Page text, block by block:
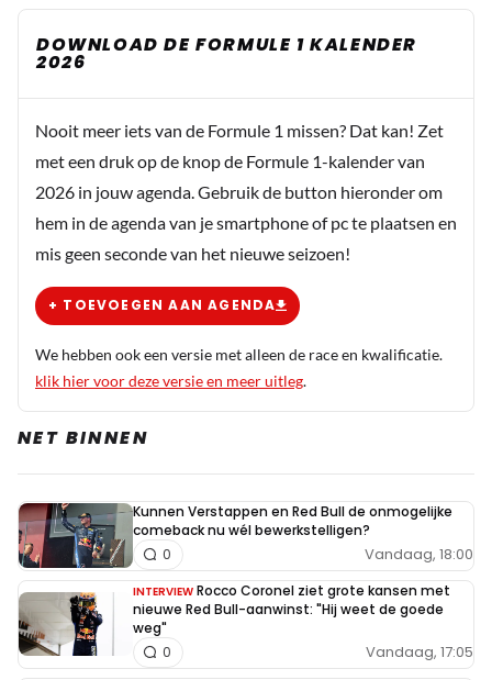
DOWNLOAD DE FORMULE 1 KALENDER
2026
Nooit meer iets van de Formule 1 missen? Dat kan! Zet
met een druk op de knop de Formule 1-kalender van
2026 in jouw agenda. Gebruik de button hieronder om
hem in de agenda van je smartphone of pc te plaatsen en
mis geen seconde van het nieuwe seizoen!
+ TOEVOEGEN AAN AGENDA
We hebben ook een versie met alleen de race en kwalificatie.
klik hier voor deze versie en meer uitleg.
NET BINNEN
Kunnen Verstappen en Red Bull de onmogelijke
comeback nu wél bewerkstelligen?
Vandaag, 18:00
0
INTERVIEW Rocco Coronel ziet grote kansen met
nieuwe Red Bull-aanwinst: "Hij weet de goede
weg"
Vandaag, 17:05
0